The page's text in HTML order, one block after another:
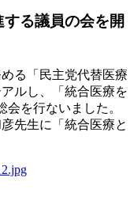
る議員の会を開
る「民主党代替医療
ルし、「統合医療を
を行ないました。
先生に「統合医療と